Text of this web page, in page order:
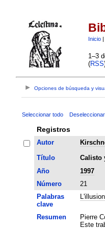
Inicio|
1–3
(RSS
Opciones de búsqueda y
Seleccionar todo
Registros
Autor
Título
Calisto
Año
1997
Número
21
Palabras
clave
Resumen
Pierre
Este